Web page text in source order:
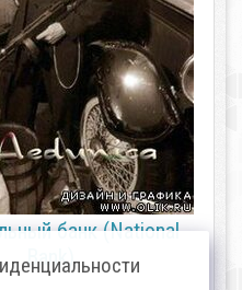
банк (National
Bank)